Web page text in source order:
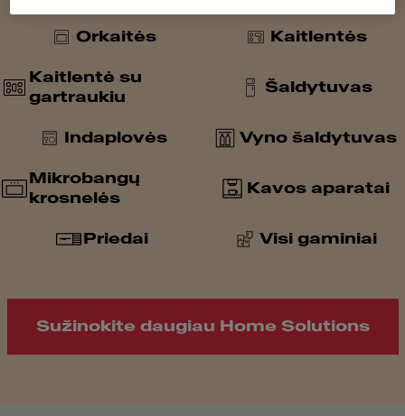
Orkaitės Kaitlentės
Kaitlentė su
gartraukiu
Šaldytuvas
Indaplovės Vyno šaldytuvas
Mikrobangų
krosnelės
Kavos aparatai
Priedai Visi gaminiai
Sužinokite daugiau Home Solutions